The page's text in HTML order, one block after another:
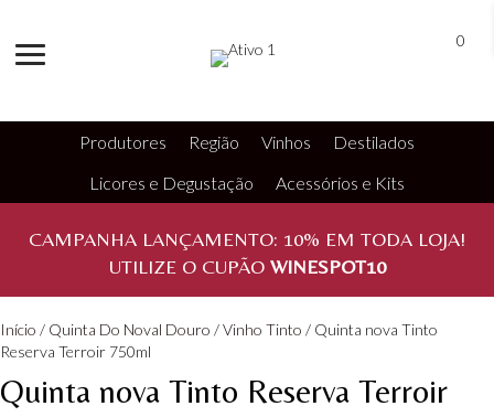
0
Produtores Região Vinhos
Destilados
Licores e Degustação
Acessórios e Kits
CAMPANHA LANÇAMENTO: 10% EM TODA LOJA!
UTILIZE O CUPÃO WINESPOT10
Início / Quinta Do Noval Douro /Vinho Tinto / Quinta nova Tinto
Reserva Terroir 750ml
Quinta nova Tinto Reserva Terroir